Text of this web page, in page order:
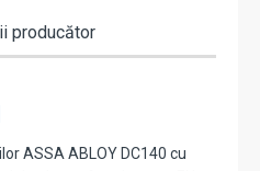
producător
ASSA ABLOY DC140 cu